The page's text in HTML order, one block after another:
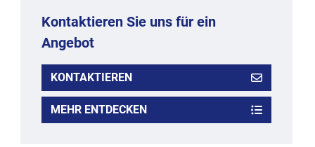
Kontaktieren Sie uns für ein
Angebot
KONTAKTIEREN
MEHR ENTDECKEN